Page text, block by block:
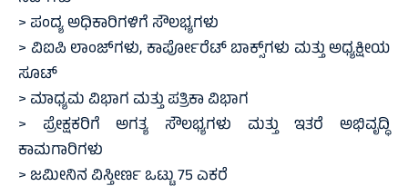
> ಪಂದ್ಯ ಅಧಿಕಾರಿಗಳಿಗೆ ಸೌಲಭ್ಯಗಳು
> ವಿಐಪಿ ಲಾಂಜ್‌ಗಳು, ಕಾರ್ಪೋರೆಟ್ ಬಾಕ್ಸ್‌ಗಳು ಮತ್ತು ಅಧ್ಯಕ್ಷೀಯ
ಸೂಟ್
> ಮಾಧ್ಯಮ ವಿಭಾಗ ಮತ್ತು ಪತ್ರಿಕಾ ವಿಭಾಗ
> ಪ್ರೇಕ್ಷಕರಿಗೆ ಅಗತ್ಯ ಸೌಲಭ್ಯಗಳು ಮತ್ತು ಇತರೆ ಅಭಿವೃದ್ಧಿ
ಕಾಮಗಾರಿಗಳು
> ಜಮೀನಿನ ವಿಸ್ತೀರ್ಣ ಒಟ್ಟು 75 ಎಕರೆ